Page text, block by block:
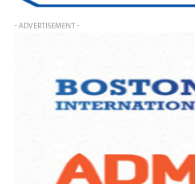
- ADVERTISEMENT -